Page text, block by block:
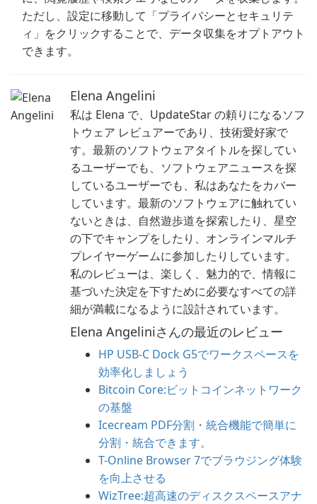
ただし、設定に移動して「プライバシーとセキュリテ
ィ」をクリックすることで、データ収集をオプトアウト
できます。
Elena Angelini
私は Elena で、UpdateStar の頼りになるソフ
トウェア レビュアーであり、技術愛好家で
す。最新のソフトウェアタイトルを探してい
るユーザーでも、ソフトウェアニュースを探
しているユーザーでも、私はあなたをカバー
しています。最新のソフトウェアに触れてい
ないときは、自然遊歩道を探索したり、星空
の下でキャンプをしたり、オンラインマルチ
プレイヤーゲームに参加したりしています。
私のレビューは、楽しく、魅力的で、情報に
基づいた決定を下すために必要なすべての詳
細が満載になるように設計されています。
Elena Angeliniさんの最近のレビュー
HP USB-C Dock G5でワークスペースを
効率化しましょう
Bitcoin Core:ビットコインネットワーク
の基盤
Icecream PDF分割・統合機能で簡単に
分割・統合できます。
T-Online Browser 7でブラウジング体験
を向上させる
WizTree:超高速のディスクスペースアナ